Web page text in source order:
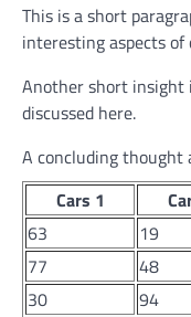
This is a short
interesting aspects of
Another short insight
discussed here.
A concluding
Cars 1
63
19
77
48
30
94